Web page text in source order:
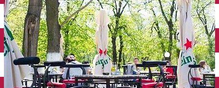
Închirieri auto
Închirieri biciclete
Taxi
Încărcare vehicule electrice